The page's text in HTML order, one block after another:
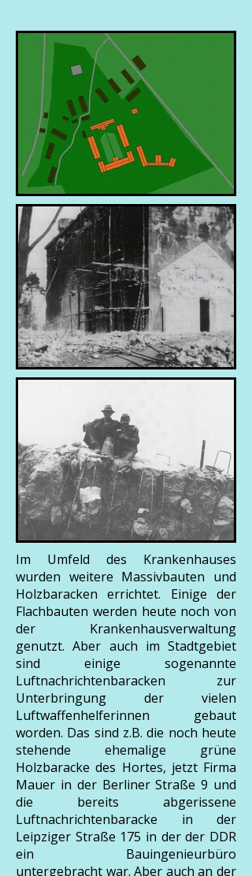
Im Umfeld des Krankenhauses
wurden weitere Massivbauten und
Holzbaracken errichtet. Einige der
Flachbauten werden heute noch von
der Krankenhausverwaltung
genutzt. Aber auch im Stadtgebiet
sind einige sogenannte
Luftnachrichtenbaracken zur
Unterbringung der vielen
Luftwaffenhelferinnen gebaut
worden. Das sind z.B. die noch heute
stehende ehemalige grüne
Holzbaracke des Hortes, jetzt Firma
Mauer in der Berliner Straße 9 und
die bereits abgerissene
Luftnachrichtenbaracke in der
Leipziger Straße 175 in der der DDR
ein Bauingenieurbüro
untergebracht war. Aber auch an der